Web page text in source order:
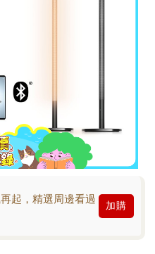
起，精選周邊看過
加購